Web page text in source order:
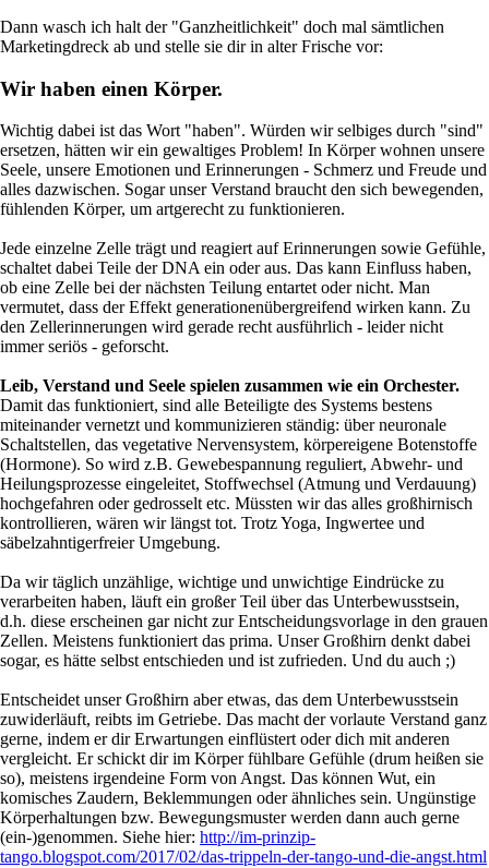
Dann wasch ich halt der "Ganzheitlichkeit" doch mal sämtlichen
Marketingdreck ab und stelle sie dir in alter Frische vor:
Wir haben einen Körper.
Wichtig dabei ist das Wort "haben". Würden wir selbiges durch "sind"
ersetzen, hätten wir ein gewaltiges Problem! In Körper wohnen unsere
Seele, unsere Emotionen und Erinnerungen - Schmerz und Freude und
alles dazwischen. Sogar unser Verstand braucht den sich bewegenden,
fühlenden Körper, um artgerecht zu funktionieren.
Jede einzelne Zelle trägt und reagiert auf Erinnerungen sowie Gefühle,
schaltet dabei Teile der DNA ein oder aus. Das kann Einfluss haben,
ob eine Zelle bei der nächsten Teilung entartet oder nicht. Man
vermutet, dass der Effekt generationenübergreifend wirken kann. Zu
den Zellerinnerungen wird gerade recht ausführlich - leider nicht
immer seriös - geforscht.
Leib, Verstand und Seele spielen zusammen wie ein Orchester.
Damit das funktioniert, sind alle Beteiligte des Systems bestens
miteinander vernetzt und kommunizieren ständig: über neuronale
Schaltstellen, das vegetative Nervensystem, körpereigene Botenstoffe
(Hormone). So wird z.B. Gewebespannung reguliert, Abwehr- und
Heilungsprozesse eingeleitet, Stoffwechsel (Atmung und Verdauung)
hochgefahren oder gedrosselt etc. Müssten wir das alles großhirnisch
kontrollieren, wären wir längst tot. Trotz Yoga, Ingwertee und
säbelzahntigerfreier Umgebung.
Da wir täglich unzählige, wichtige und unwichtige Eindrücke zu
verarbeiten haben, läuft ein großer Teil über das Unterbewusstsein,
d.h. diese erscheinen gar nicht zur Entscheidungsvorlage in den grauen
Zellen. Meistens funktioniert das prima. Unser Großhirn denkt dabei
sogar, es hätte selbst entschieden und ist zufrieden. Und du auch ;)
Entscheidet unser Großhirn aber etwas, das dem Unterbewusstsein
zuwiderläuft, reibts im Getriebe. Das macht der vorlaute Verstand ganz
gerne, indem er dir Erwartungen einflüstert oder dich mit anderen
vergleicht. Er schickt dir im Körper fühlbare Gefühle (drum heißen sie
so), meistens irgendeine Form von Angst. Das können Wut, ein
komisches Zaudern, Beklemmungen oder ähnliches sein. Ungünstige
Körperhaltungen bzw. Bewegungsmuster werden dann auch gerne
(ein-)genommen. Siehe hier: http://im-prinzip-
tango.blogspot.com/2017/02/das-trippeln-der-tango-und-die-angst.html